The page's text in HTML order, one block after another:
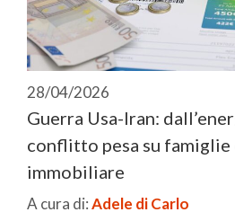
28/04/2026
Guerra Usa-Iran:
conflitto pesa su
immobiliare
A cura di:Adele di Carlo